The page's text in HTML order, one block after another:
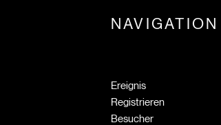
NAVIGATION
Ereignis
Registrieren
Besucher